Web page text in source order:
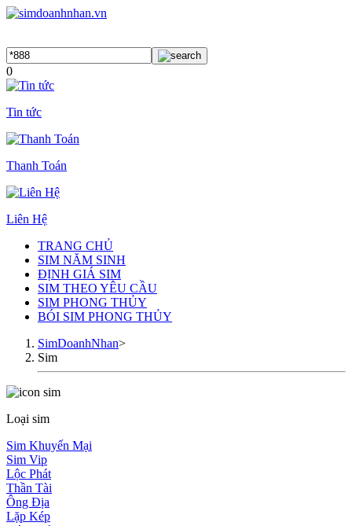
0
Tin tức
Thanh Toán
Liên Hệ
TRANG CHỦ
SIM NĂM SINH
ĐỊNH GIÁ SIM
SIM THEO YÊU CẦU
SIM PHONG THỦY
BÓI SIM PHONG THỦY
SimDoanhNhan>
Sim
Loại sim
Sim Khuyến Mại
Sim Vip
Lộc Phát
Thần Tài
Ông Địa
Lặp Kép